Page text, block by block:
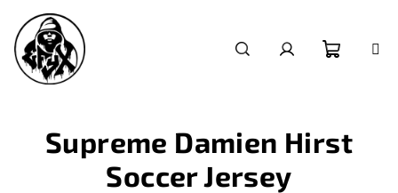
obsah
Supreme Damien Hirst
Soccer Jersey